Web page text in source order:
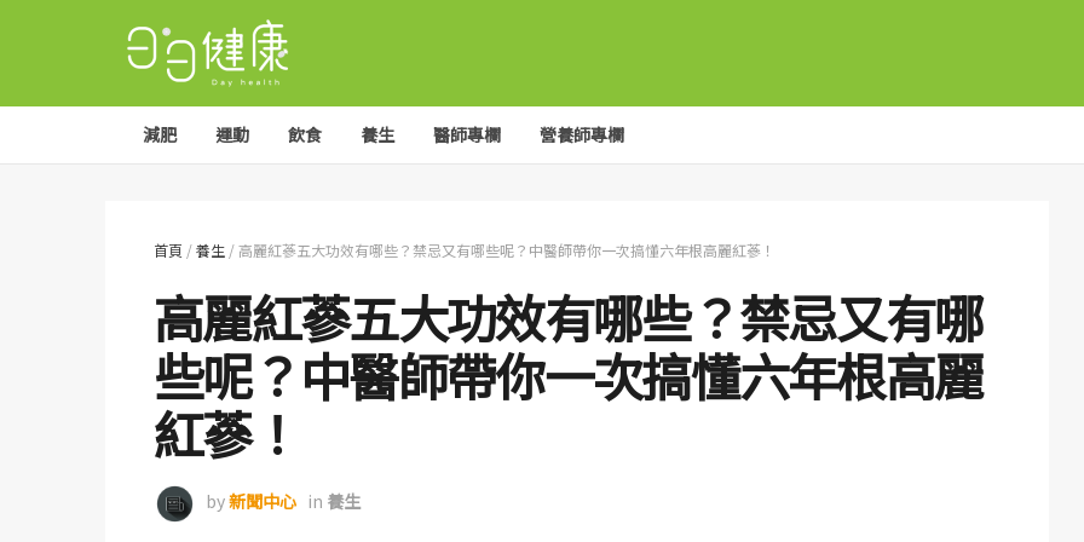
減肥 運動 飲食 養生 醫師專欄 營養師專欄
首頁 /養生 /高麗紅蔘五大功效有哪些？禁忌又有哪些呢？中醫師帶你一次搞懂六年根高麗紅蔘！
高麗紅蔘五大功效有哪些？禁忌又有哪
些呢？中醫師帶你一次搞懂六年根高麗
紅蔘！
by新聞中心 in 養生